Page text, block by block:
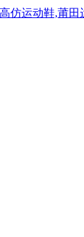
仿运动鞋,莆田